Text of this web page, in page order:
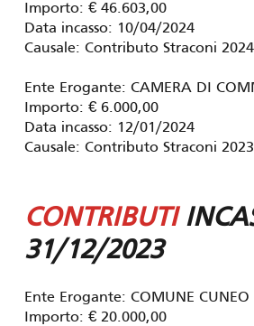
Importo: € 46.603,00
Data incasso: 10/04/2024
Causale: Contributo Straconi 2024
Ente Erogante: CAMERA DI
Importo: € 6.000,00
Data incasso: 12/01/2024
Causale: Contributo Straconi 2023
CONTRIBUTI
31/12/2023
Ente Erogante: COMUNE CUNEO
Importo: € 20.000,00